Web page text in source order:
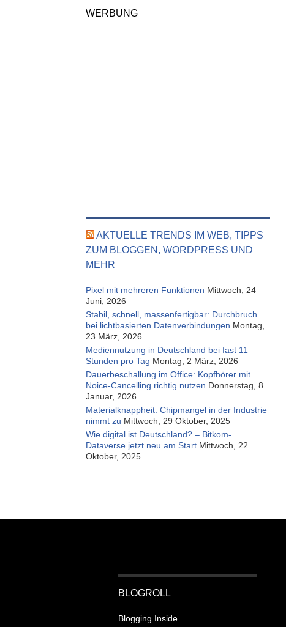
WERBUNG
AKTUELLE TRENDS IM WEB, TIPPS
ZUM BLOGGEN, WORDPRESS UND
MEHR
Pixel mit mehreren Funktionen Mittwoch, 24
Juni, 2026
Stabil, schnell, massenfertigbar: Durchbruch
bei lichtbasierten Datenverbindungen Montag,
23 März, 2026
Mediennutzung in Deutschland bei fast 11
Stunden pro Tag Montag, 2 März, 2026
Dauerbeschallung im Office: Kopfhörer mit
Noice-Cancelling richtig nutzen Donnerstag, 8
Januar, 2026
Materialknappheit: Chipmangel in der Industrie
nimmt zu Mittwoch, 29 Oktober, 2025
Wie digital ist Deutschland? – Bitkom-
Dataverse jetzt neu am Start Mittwoch, 22
Oktober, 2025
BLOGROLL
Blogging Inside